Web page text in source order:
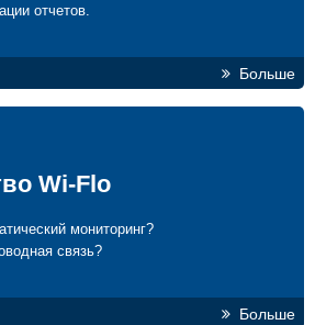
отчетов.
Больше
Wi-Flo
мониторинг?
связь?
Больше